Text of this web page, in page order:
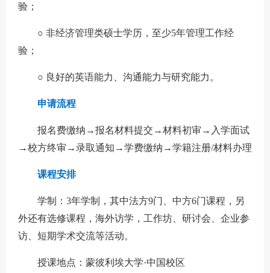
验；
○ 非经济管理类硕士学历，至少5年管理工作经
验；
○ 良好的英语能力、沟通能力与研究能力。
申请流程
报名费缴纳→报名材料提交→材料初审→入学面试
→校方终审→录取通知→学费缴纳→学籍注册/材料办理
课程安排
学制：3年学制，其中法方9门、中方6门课程，另
外还有选修课程，海外访学，工作坊、研讨会、企业参
访、短期学术交流等活动。
授课地点：蒙彼利埃大学·中国校区